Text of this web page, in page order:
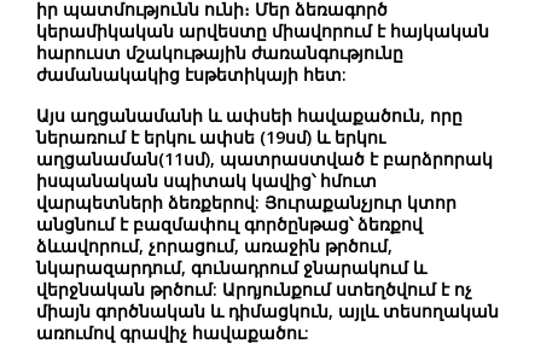
իր պատմությունն ունի։ Մեր ձեռագործ
կերամիկական արվեստը միավորում է հայկական
հարուստ մշակութային ժառանգությունը
ժամանակակից էսթետիկայի հետ:
Այս աղցանամանի և ափսեի հավաքածուն, որը
ներառում է երկու ափսե (19սմ) և երկու
աղցանաման(11սմ), պատրաստված է բարձրորակ
իսպանական սպիտակ կավից՝ հմուտ
վարպետների ձեռքերով: Յուրաքանչյուր կտոր
անցնում է բազմափուլ գործընթաց՝ ձեռքով
ձևավորում, չորացում, առաջին թրծում,
նկարազարդում, գունադրում ջնարակում և
վերջնական թրծում: Արդյունքում ստեղծվում է ոչ
միայն գործնական և դիմացկուն, այլև տեսողական
առումով գրավիչ հավաքածու: